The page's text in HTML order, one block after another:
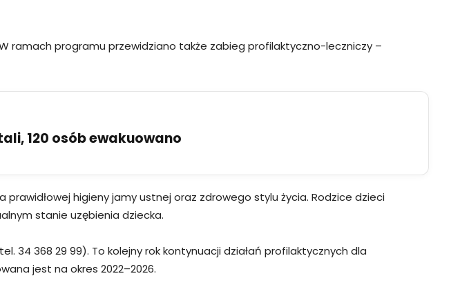
ramach programu przewidziano także zabieg profilaktyczno-leczniczy –
120 osób ewakuowano
higieny jamy ustnej oraz zdrowego stylu życia. Rodzice dzieci
stanie uzębienia dziecka.
34 368 29 99). To kolejny rok kontynuacji działań profilaktycznych dla
jest na okres 2022–2026.